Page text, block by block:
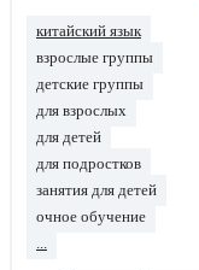
китайский язык
взрослые группы
детские группы
для взрослых
для детей
для подростков
занятия для детей
очное обучение
...